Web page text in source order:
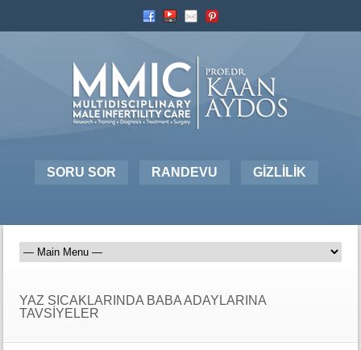
SORU SOR RANDEVU GİZLİLİK
YAZ SICAKLARINDA BABA ADAYLARINA
TAVSİYELER